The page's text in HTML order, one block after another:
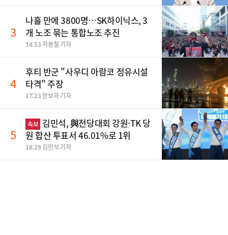
3
나흘 만에 3800명…SK하이닉스, 3
개 노조 묶는 통합노조 추진
14:53 지봉철 기자
4
후티 반군 "사우디 아람코 정유시설
타격" 주장
17:23 한보라 기자
5
속보 김민석, 與전당대회 강원·TK 당
원 합산 투표서 46.01%로 1위
18:28 김민석 기자